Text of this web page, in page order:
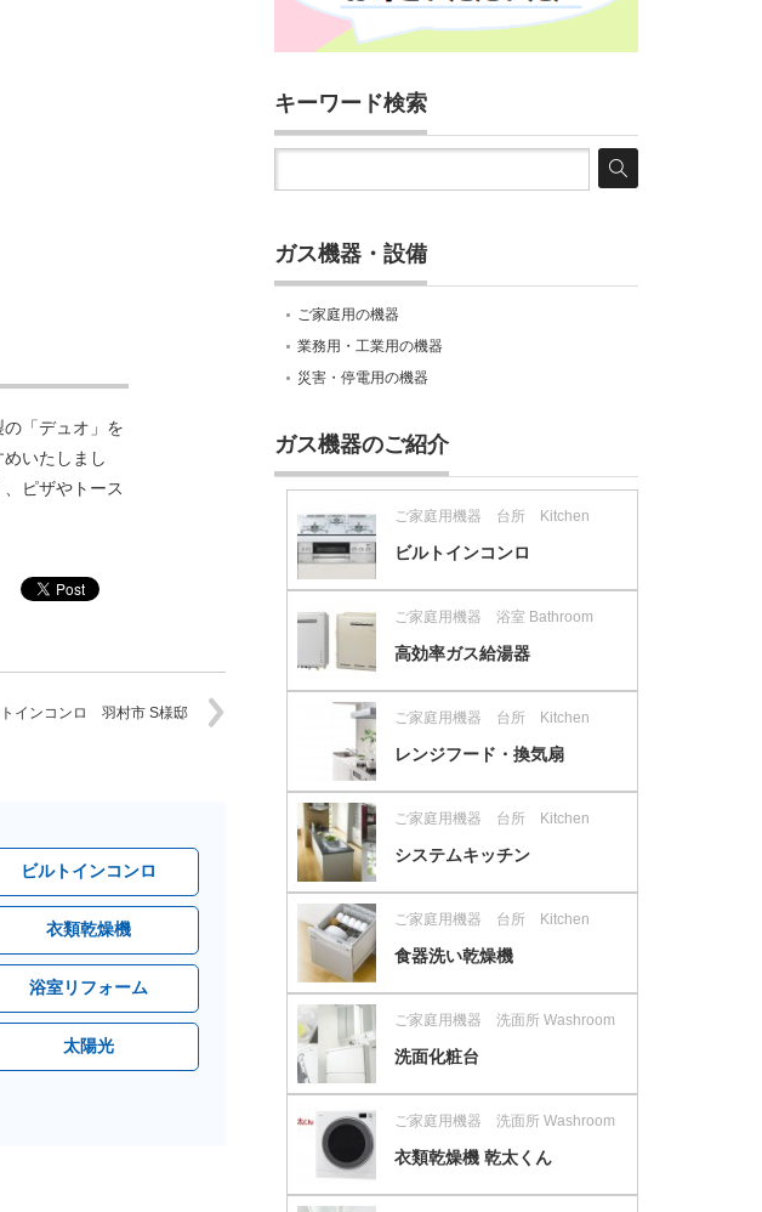
「デュオ」を
いたしまし
ピザやトース
トインコンロ 羽村市 S様邸
ビルトインコンロ
衣類乾燥機
浴室リフォーム
太陽光
キーワード検索
ガス機器・設備
ご家庭用の機器
業務用・工業用の機器
災害・停電用の機器
ガス機器のご紹介
ご家庭用機器 台所 Kitchen
ビルトインコンロ
ご家庭用機器 浴室 Bathroom
高効率ガス給湯器
ご家庭用機器 台所 Kitchen
レンジフード・換気扇
ご家庭用機器 台所 Kitchen
システムキッチン
ご家庭用機器 台所 Kitchen
食器洗い乾燥機
ご家庭用機器 洗面所 Washroom
洗面化粧台
ご家庭用機器 洗面所 Washroom
衣類乾燥機 乾太くん